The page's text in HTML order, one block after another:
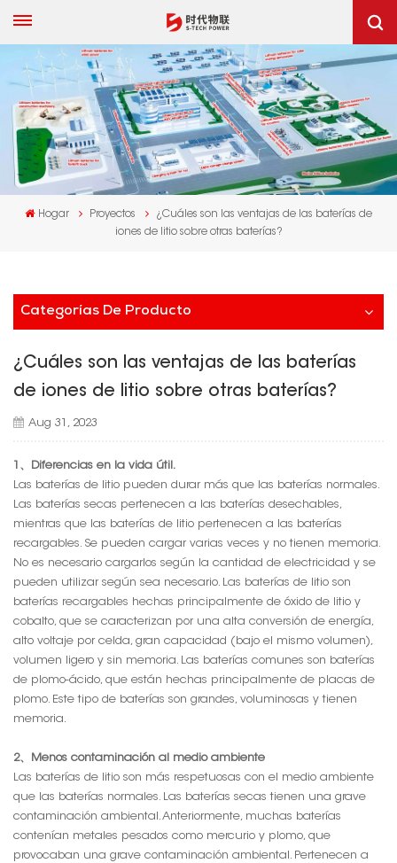
Hogar Proyectos
¿Cuáles son las ventajas de las baterías de
iones de litio sobre otras baterías?
Categorías De Producto
¿Cuáles son las ventajas de las baterías
de iones de litio sobre otras baterías?
Aug 31, 2023
1、
Diferencias en la vida útil.
Las baterías de litio pueden durar más que las baterías normales.
Las baterías secas pertenecen a las baterías desechables,
mientras que las baterías de litio pertenecen a las baterías
recargables. Se pueden cargar varias veces y no tienen memoria.
No es necesario cargarlos según la cantidad de electricidad y se
pueden utilizar según sea necesario. Las baterías de litio son
baterías recargables hechas principalmente de óxido de litio y
cobalto, que se caracterizan por una alta conversión de energía,
alto voltaje por celda, gran capacidad (bajo el mismo volumen),
volumen ligero y sin memoria. Las baterías comunes son baterías
de plomo-ácido, que están hechas principalmente de placas de
plomo. Este tipo de baterías son grandes, voluminosas y tienen
memoria.
2、Menos contaminación al medio ambiente
Las baterías de litio son más respetuosas con el medio ambiente
que las baterías normales. Las baterías secas tienen una grave
contaminación ambiental. Anteriormente, muchas baterías
contenían metales pesados como mercurio y plomo, que
provocaban una grave contaminación ambiental. Pertenecen a